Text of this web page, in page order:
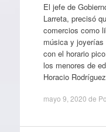
El jefe de
Larreta, precisó
comercios como
música y joyerías
con el horario
los menores de
Horacio
mayo 9, 2020 de